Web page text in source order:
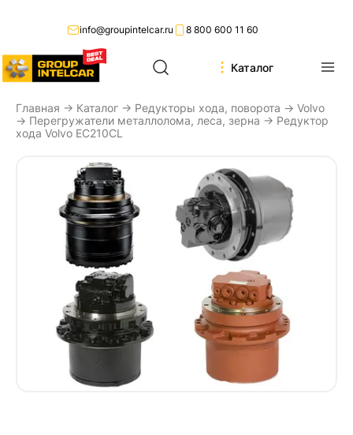
8 800 600 11 60
info@groupintelcar.ru
Каталог
Главная → Каталог → Редукторы хода, поворота → Volvo
→ Перегружатели металлолома, леса, зерна → Редуктор
хода Volvo EC210CL